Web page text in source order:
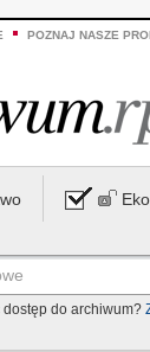
POZNAJ NASZE
do archiwum?